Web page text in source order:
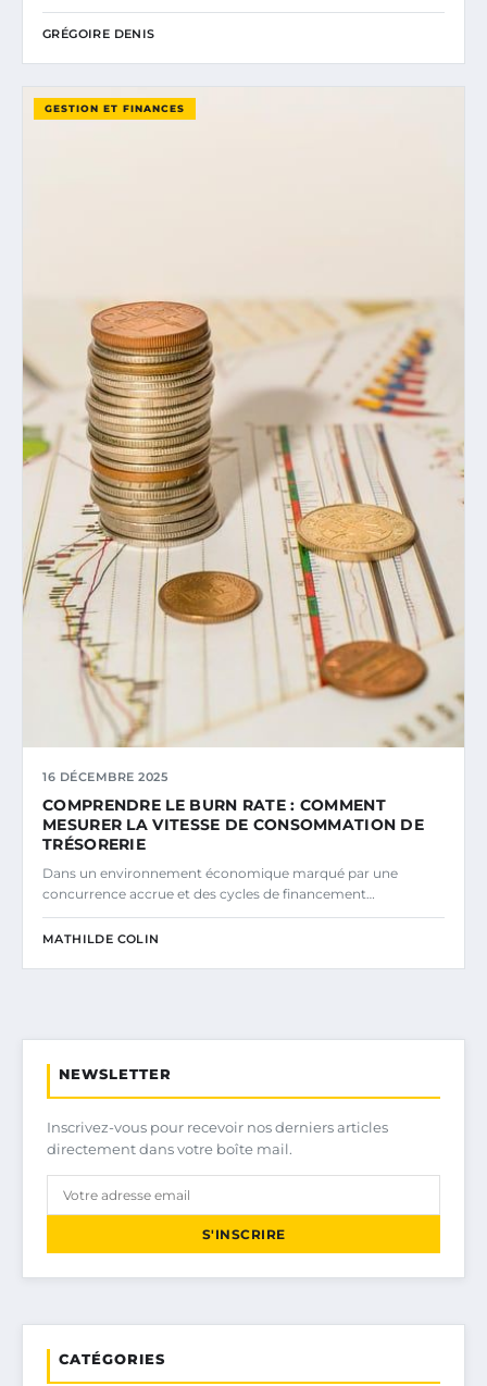
GRÉGOIRE DENIS
GESTION ET FINANCES
16 DÉCEMBRE 2025
COMPRENDRE LE BURN RATE : COMMENT
MESURER LA VITESSE DE CONSOMMATION DE
TRÉSORERIE
Dans un environnement économique marqué par une
concurrence accrue et des cycles de financement…
MATHILDE COLIN
NEWSLETTER
Inscrivez-vous pour recevoir nos derniers articles
directement dans votre boîte mail.
S'INSCRIRE
CATÉGORIES